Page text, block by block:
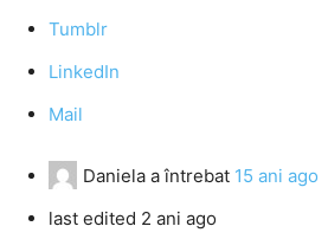
Tumblr
LinkedIn
Mail
Daniela a întrebat 15 ani ago
last edited 2 ani ago